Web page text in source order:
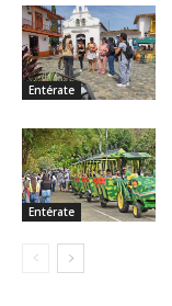
Entérate
Entérate